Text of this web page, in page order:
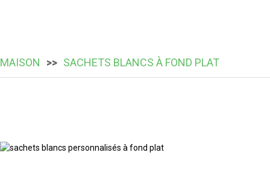
MAISON SACHETS BLANCS À FOND PLAT